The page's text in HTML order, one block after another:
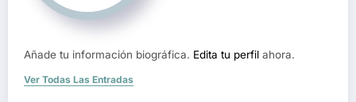
Añade tu información biográfica. Edita tu perfil ahora.
Ver Todas Las Entradas